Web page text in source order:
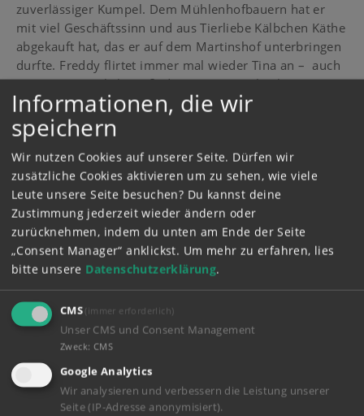
zuverlässiger Kumpel. Dem Mühlenhofbauern hat er
mit viel Geschäftssinn und aus Tierliebe Kälbchen Käthe
abgekauft hat, das er auf dem Martinshof unterbringen
durfte. Freddy flirtet immer mal wieder Tina an – auch
wenn er eigentlich weiß, dass er gegen Alex keine
Chancen bei ihr hat.
In der Hörspiel-Folge 83 „Freddy verliebt sich“ staunen
Bibi und Tina nicht schlecht, als Freddy sich plötzlich
bei ihnen für den Reitunterricht anmeldet. Er fährt doch
eigentlich viel lieber Moped ...? Aber auf dem Weg zum
Martinshof ist Freddy Amélie, einem neuen Feriengast,
begegnet – und hat sich sofort verknallt. Um in ihrer
Nähe sein zu können, will er denselben Reitkurs
belegen wie sie. Doch immer, wenn er mit Amélie reden
vernünftiges Wort herausbringt. Amélie hingegen
scheint Freddy gar nicht zu bemerken. Was kann Freddy
nur tun, damit Amélie ihn endlich sieht?
Informationen, die wir
speichern
Wir nutzen Cookies auf unserer Seite. Dürfen wir
zusätzliche Cookies aktivieren um zu sehen, wie viele
Leute unsere Seite besuchen? Du kannst deine
Zustimmung jederzeit wieder ändern oder
zurücknehmen, indem du unten am Ende der Seite
„Consent Manager“ anklickst. Um mehr zu erfahren, lies
bitte unsere Datenschutzerklärung.
CMS (immer erforderlich)
Unser CMS und Consent Management
Zweck: CMS
Google Analytics
Wir analysieren und verbessern die Leistung unserer
Seite (IP-Adresse anonymisiert).